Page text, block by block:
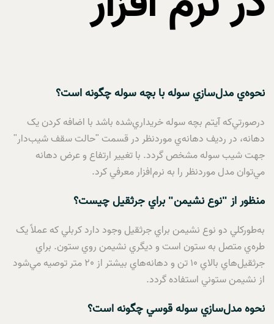
نحوه‌ي مدل‌سازي سوله با بچه سوله چگونه است؟
درصورتي‌که آيتم بچه سوله خريداري‌شده باشد با اضافه کردن يک
دهانه، در رديف دهانه‌ي موردنظر در قسمت "حالت سقف شيب‌دار"
جهت شيب سوله مشخص گردد. با تغيير ارتفاع و عرض دهانه
مي‌توان مدل موردنظر را به نرم‌افزار معرفي کرد.
منظور از "نوع نشيمن" براي جرثقيل چيست؟
به‌طورکلي دو نوع نشيمن براي جرثقيل وجود دارد کربلي که عملاً يک
طره‌ي متصل به ستون است و ديگري نشيمن روي ستون. براي
جرثقيل‌هاي بالاي 10 تن و دهانه‌هاي بيشتر از 20 متر توصيه مي‌شود
از نشيمن ستوني استفاده گردد.
نحوه مدل‌سازي سوله قوسي چگونه است؟